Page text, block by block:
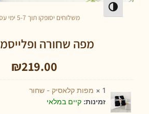
הפעל/כבה ניגודיות גבוהה
מפה שחורה ופלייסמט לבן
₪219.00
1 ×
מפות קלאסיק - שחור
זמינות:
קיים במלאי
משלוחים יסופקו תוך 5-7 ימי עסקים